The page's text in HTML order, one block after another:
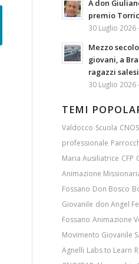
A don
premio
30 Luglio 2026
Mezzo
giovani, a
ragazzi
30 Luglio 2026
TEMI
Valdocco Scuola
professionale
Maria Ausiliatrice CFP
Animazione
Fossano Don Bosco
Giovanile don Angel
Fossano Animazione
Movimento Giovanile
Agnelli Labs to Learn